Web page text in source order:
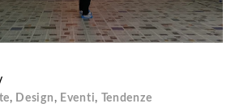
, Design, Eventi, Tendenze